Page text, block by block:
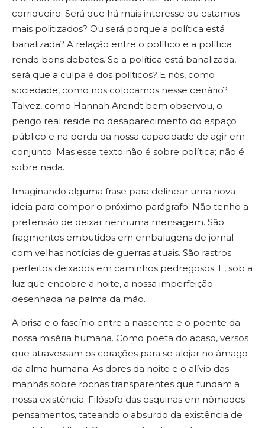
corriqueiro. Será que há mais interesse ou estamos
mais politizados? Ou será porque a política está
banalizada? A relação entre o político e a política
rende bons debates. Se a política está banalizada,
será que a culpa é dos políticos? E nós, como
sociedade, como nos colocamos nesse cenário?
Talvez, como Hannah Arendt bem observou, o
perigo real reside no desaparecimento do espaço
público e na perda da nossa capacidade de agir em
conjunto. Mas esse texto não é sobre política; não é
sobre nada.
Imaginando alguma frase para delinear uma nova
ideia para compor o próximo parágrafo. Não tenho a
pretensão de deixar nenhuma mensagem. São
fragmentos embutidos em embalagens de jornal
com velhas notícias de guerras atuais. São rastros
perfeitos deixados em caminhos pedregosos. E, sob a
luz que encobre a noite, a nossa imperfeição
desenhada na palma da mão.
A brisa e o fascínio entre a nascente e o poente da
nossa miséria humana. Como poeta do acaso, versos
que atravessam os corações para se alojar no âmago
da alma humana. As dores da noite e o alívio das
manhãs sobre rochas transparentes que fundam a
nossa existência. Filósofo das esquinas em nômades
pensamentos, tateando o absurdo da existência de